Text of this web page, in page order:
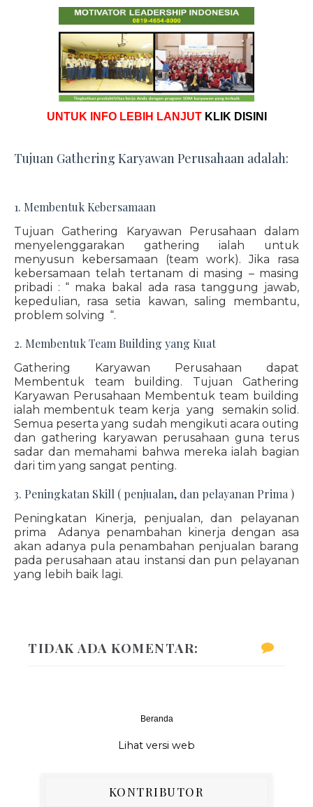
UNTUK INFO LEBIH LANJUT KLIK DISINI
Tujuan Gathering Karyawan Perusahaan adalah:
1. Membentuk Kebersamaan
Tujuan Gathering Karyawan Perusahaan dalam
menyelenggarakan gathering ialah untuk
menyusun kebersamaan (team work). Jika rasa
kebersamaan telah tertanam di masing – masing
pribadi : “ maka bakal ada rasa tanggung jawab,
kepedulian, rasa setia kawan, saling membantu,
problem solving “.
2. Membentuk Team Building yang Kuat
Gathering Karyawan Perusahaan dapat
Membentuk team building. Tujuan Gathering
Karyawan Perusahaan Membentuk team building
ialah membentuk team kerja yang semakin solid.
Semua peserta yang sudah mengikuti acara outing
dan gathering karyawan perusahaan guna terus
sadar dan memahami bahwa mereka ialah bagian
dari tim yang sangat penting.
3. Peningkatan Skill ( penjualan, dan pelayanan Prima )
Peningkatan Kinerja, penjualan, dan pelayanan
prima Adanya penambahan kinerja dengan asa
akan adanya pula penambahan penjualan barang
pada perusahaan atau instansi dan pun pelayanan
yang lebih baik lagi.
TIDAK ADA KOMENTAR:
Beranda
Lihat versi web
KONTRIBUTOR